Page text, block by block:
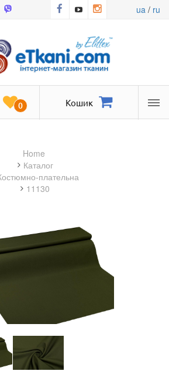
ua/ ru
0 Кошик
Home
Каталог
костюмно-плательна
11130